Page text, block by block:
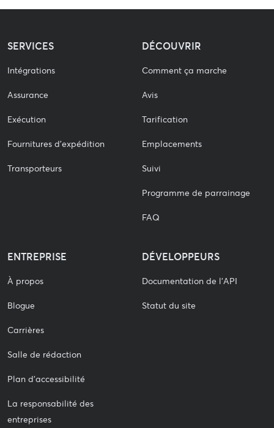
SERVICES
Intégrations
Assurance
Exécution
Fournitures d'expédition
Transporteurs
DÉCOUVRIR
Comment ça marche
Avis
Tarification
Emplacements
Suivi
Programme de parrainage
FAQ
ENTREPRISE
À propos
Blogue
Carrières
Salle de rédaction
Plan d'accessibilité
La responsabilité des
entreprises
DÉVELOPPEURS
Documentation de l'API
Statut du site